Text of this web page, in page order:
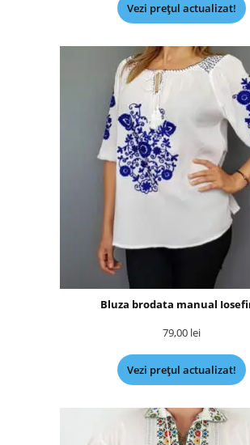
Vezi prețul actualizat!
Bluza brodata manual
79,00 lei
Vezi prețul actualizat!